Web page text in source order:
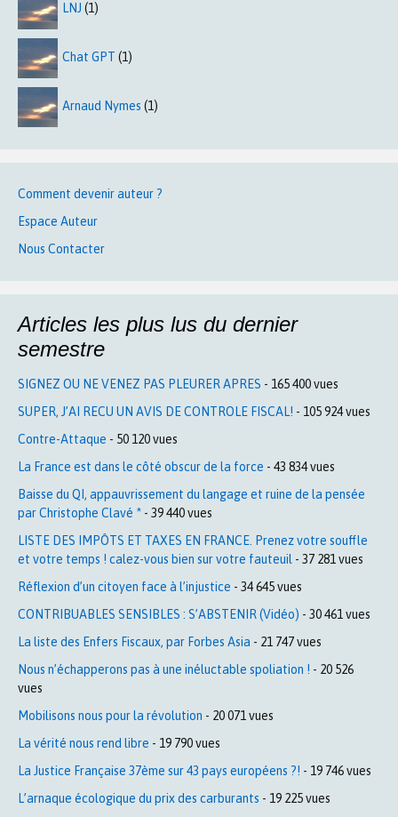
LNJ (1)
Chat GPT (1)
Arnaud Nymes (1)
Comment devenir auteur ?
Espace Auteur
Nous Contacter
Articles les plus lus du dernier
semestre
SIGNEZ OU NE VENEZ PAS PLEURER APRES - 165 400 vues
SUPER, J’AI RECU UN AVIS DE CONTROLE FISCAL! - 105 924 vues
Contre-Attaque - 50 120 vues
La France est dans le côté obscur de la force - 43 834 vues
Baisse du QI, appauvrissement du langage et ruine de la pensée
par Christophe Clavé * - 39 440 vues
LISTE DES IMPÔTS ET TAXES EN FRANCE. Prenez votre souffle
et votre temps ! calez-vous bien sur votre fauteuil - 37 281 vues
Réflexion d’un citoyen face à l’injustice - 34 645 vues
CONTRIBUABLES SENSIBLES : S’ABSTENIR (Vidéo) - 30 461 vues
La liste des Enfers Fiscaux, par Forbes Asia - 21 747 vues
Nous n’échapperons pas à une inéluctable spoliation ! - 20 526
vues
Mobilisons nous pour la révolution - 20 071 vues
La vérité nous rend libre - 19 790 vues
La Justice Française 37ème sur 43 pays européens ?! - 19 746 vues
L’arnaque écologique du prix des carburants - 19 225 vues